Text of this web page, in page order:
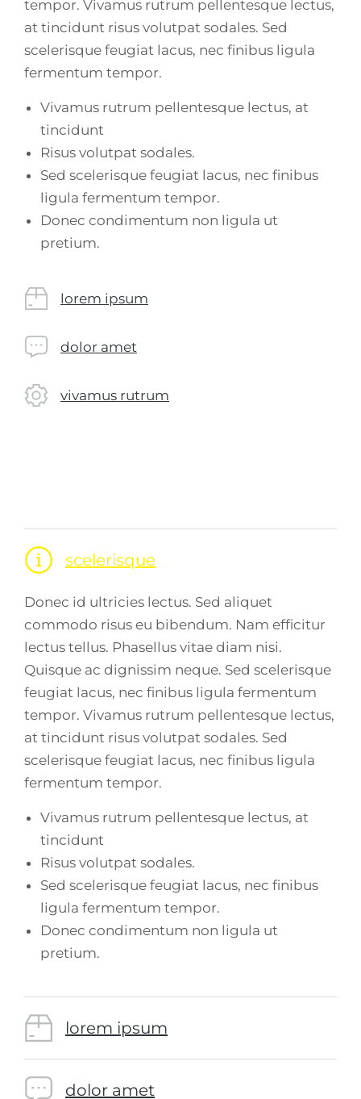
tempor. Vivamus rutrum pellentesque lectus,
at tincidunt risus volutpat sodales. Sed
scelerisque feugiat lacus, nec finibus ligula
fermentum tempor.
Vivamus rutrum pellentesque lectus, at
tincidunt
Risus volutpat sodales.
Sed scelerisque feugiat lacus, nec finibus
ligula fermentum tempor.
Donec condimentum non ligula ut
pretium.
lorem ipsum
dolor amet
vivamus rutrum
scelerisque
Donec id ultricies lectus. Sed aliquet
commodo risus eu bibendum. Nam efficitur
lectus tellus. Phasellus vitae diam nisi.
Quisque ac dignissim neque. Sed scelerisque
feugiat lacus, nec finibus ligula fermentum
tempor. Vivamus rutrum pellentesque lectus,
at tincidunt risus volutpat sodales. Sed
scelerisque feugiat lacus, nec finibus ligula
fermentum tempor.
Vivamus rutrum pellentesque lectus, at
tincidunt
Risus volutpat sodales.
Sed scelerisque feugiat lacus, nec finibus
ligula fermentum tempor.
Donec condimentum non ligula ut
pretium.
lorem ipsum
dolor amet